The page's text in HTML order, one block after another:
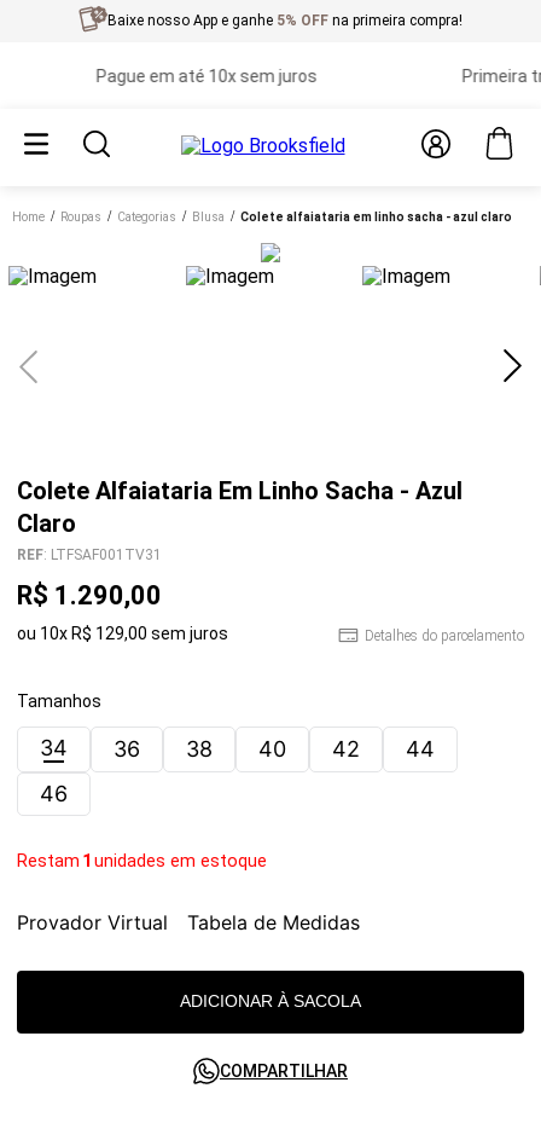
Baixe nosso App e ganhe 5% OFF na primeira compra!
Pague em até 10x sem juros Primeira
Home roupas categorias blusa colete alfaiataria em linho sacha - azul claro
Colete Alfaiataria Em Linho Sacha - Azul
Claro
REF: LTFSAF001TV31
R$ 1 .290,00
ou 10x R$ 129,00 sem juros Detalhes do parcelamento
Tamanhos
34 36 38 40 42
44
46
Restam 1 unidades em estoque
Provador Virtual Tabela de Medidas
ADICIONAR À SACOLA
COMPARTILHAR